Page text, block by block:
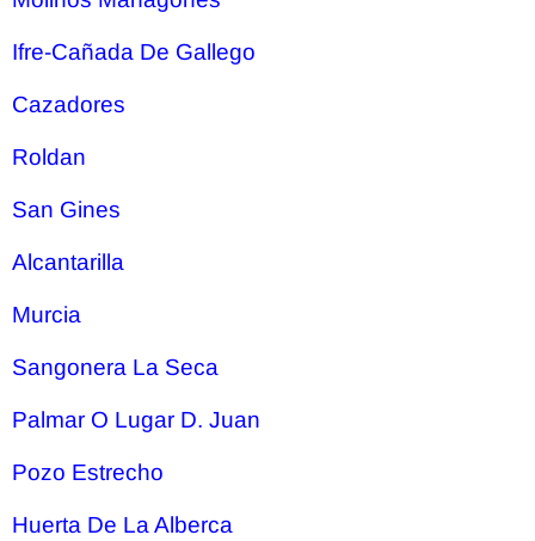
Ifre-Cañada De Gallego
Cazadores
Roldan
San Gines
Alcantarilla
Murcia
Sangonera La Seca
Palmar O Lugar D. Juan
Pozo Estrecho
Huerta De La Alberca